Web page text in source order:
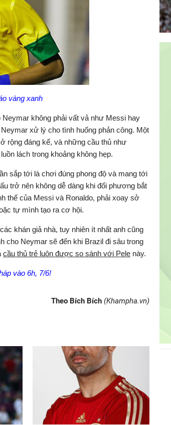
vàng xanh
không phải vất vả như Messi hay
xử lý cho tình huống phản công. Một
rộng đáng kể, và những cầu thủ như
lách trong khoảng không hẹp.
sắp tới là chơi đúng phong độ và mang tới
trở nên không dễ dàng khi đối phương bắt
thế của Messi và Ronaldo, phải xoay sở
tự mình tạo ra cơ hội.
khán giả nhà, tuy nhiên ít nhất anh cũng
cho Neymar sẽ đến khi Brazil đi sâu trong
cầu thủ trẻ luôn được so sánh với Pele này.
vào 6h, 7/6!
Theo Bích Bích (Khampha.vn)